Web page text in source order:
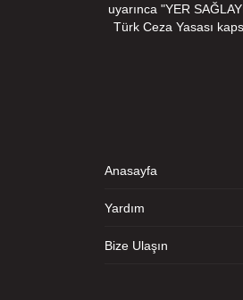
uyarınca "YER
Türk Ceza Yasası
Anasayfa
Yardım
Bize Ulaşın